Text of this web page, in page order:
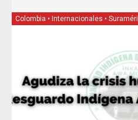
Colombia • Internacionales •